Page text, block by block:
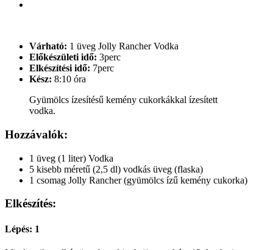
Várható: 1 üveg Jolly Rancher Vodka
Előkészületi idő: 3perc
Elkészítési idő: 7perc
Kész: 8:10 óra
Gyümölcs ízesítésű kemény cukorkákkal ízesített
vodka.
Hozzávalók:
1 üveg (1 liter) Vodka
5 kisebb méretű (2,5 dl) vodkás üveg (flaska)
1 csomag Jolly Rancher (gyümölcs ízű kemény cukorka)
Elkészítés:
Lépés: 1